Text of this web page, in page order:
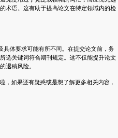
术语。这有助于提高论文在特定领域内的检
具体要求可能有所不同。在提交论文前，务
选关键词符合期刊规定。这不仅能提升论文
退稿风险。
，如果还有疑惑或是想了解更多相关内容，